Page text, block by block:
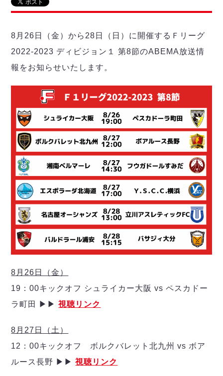
メットライフ生命Ｆ２リーグ
試合日程
順位表
戦績表
個人ランキング｜ゴール
個人ランキング｜シュート
個人ランキング｜シュート成功率
個人ランキング｜第2PK
メットライフ生命Ｆリーグカップ 2026
試合日程・結果
大会概要
アリーナ情報
チケット情報
過去の記録
湘南ベルマーレ
名古屋オーシャンズ
シュライカー大阪
ボルクバレット北九州
バサジィ大分
メットライフ生命Ｆ２リーグ
ヴォスクオーレ仙台
マルバ水戸FC
リガーレヴィア葛飾
Y．S．C．C．横浜
ヴィンセドール白山
アグレミーナ浜松
デウソン神戸
ポルセイド浜田
ミラクルスマイル新居浜
リーグ概要
日本フットサルリーグについて
大会概要
リーグ要項
アリーナ観戦マナー&ルール
過去の記録 ARCHIVE
過去の試合記録
ディビジョン1 試合記録
ディビジョン2 試合記録
Ｆリーグカップ 試合記録
リーグ統計データ
記念ゴール
ハットトリック
担当審判員
選手の通算記録（Ｆ１）
エスポラーダ北海道
バルドラール浦安
フウガドールすみだ
しながわシティ
立川アスレティックFC
ペスカドーラ町田
湘南ベルマーレ
ボアルース長野
名古屋オーシャンズ
シュライカー大阪
ボルクバレット北九州
プロジェクト PROJECT
DIVISION01
DIVISION02
8月26日（金）から28日（日）に開催するＦリーグ
2022-2023 ディビジョン１ 第8節のABEMA放送情
報をお知らせいたします。
8月26日（金）
19：00キックオフ シュライカー大阪 vs ペスカドー
ラ町田 ▶▶視聴リンク
8月27日（土）
12：00キックオフ ボルクバレット北九州 vs ボア
ルース長野 ▶▶視聴リンク